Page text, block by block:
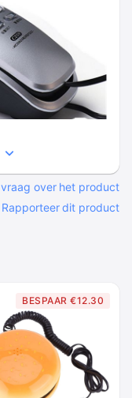
over het product
Rapporteer dit product
BESPAAR €12.30